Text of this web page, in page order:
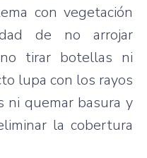
con vegetación
de no arrojar
no tirar botellas ni
lupa con los rayos
ni quemar basura y
la cobertura